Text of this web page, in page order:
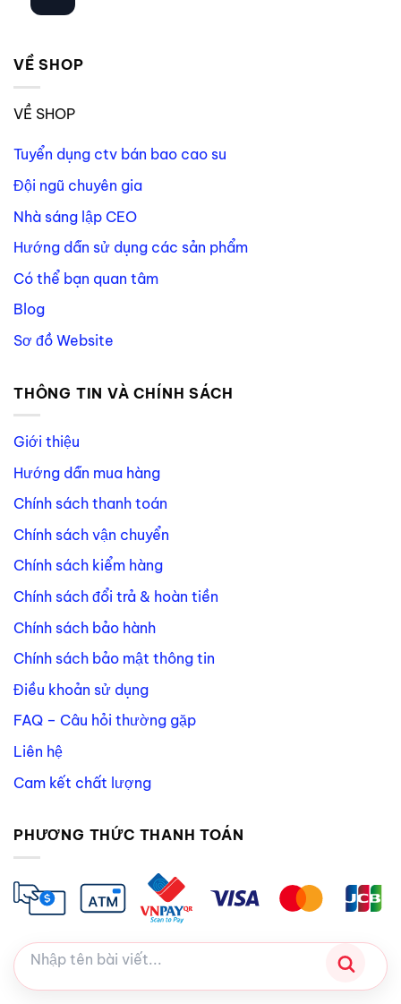
VỀ SHOP
VỀ SHOP
Tuyển dụng ctv bán bao cao su
Đội ngũ chuyên gia
Nhà sáng lập CEO
Hướng dẫn sử dụng các sản phẩm
Có thể bạn quan tâm
Blog
Sơ đồ Website
THÔNG TIN VÀ CHÍNH SÁCH
Giới thiệu
Hướng dẫn mua hàng
Chính sách thanh toán
Chính sách vận chuyển
Chính sách kiểm hàng
Chính sách đổi trả & hoàn tiền
Chính sách bảo hành
Chính sách bảo mật thông tin
Điều khoản sử dụng
FAQ – Câu hỏi thường gặp
Liên hệ
Cam kết chất lượng
PHƯƠNG THỨC THANH TOÁN